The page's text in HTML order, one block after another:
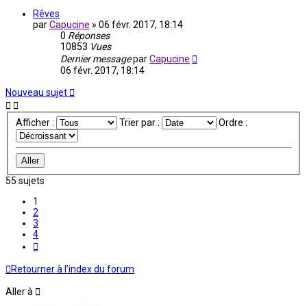
Rêves
parCapucine » 06 févr. 2017, 18:14
0 Réponses
10853 Vues
Dernier messageparCapucine
06 févr. 2017, 18:14
Nouveau sujet
Afficher : Trier par : Ordre :
55 sujets
1
2
3
4
Retourner à l’index du forum
Aller à